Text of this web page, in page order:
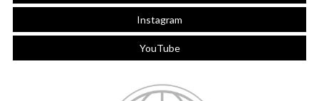
Instagram
YouTube